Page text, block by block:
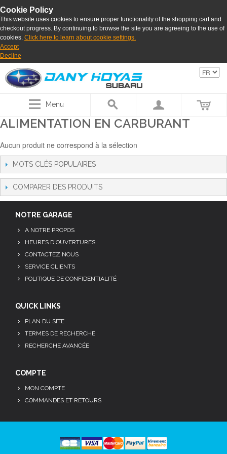
Cookie Policy
This website uses cookies to ensure proper functionality of the shopping cart and
checkout progress. By continuing to browse the site you are agreeing to the use of
cookies. Click here to learn about cookie settings.
Accept
Decline
Menu
ALIMENTATION EN CARBURANT
Aucun produit ne correspond à la sélection
MOTS CLÉS POPULAIRES
COMPARER DES PRODUITS
NOTRE GARAGE
A NOTRE PROPOS
HEURES D'OUVERTURES
CONTACTEZ NOUS
SERVICE CLIENTS
POLITIQUE DE CONFIDENTIALITÉ
QUICK LINKS
PLAN DU SITE
TERMES DE RECHERCHE
RECHERCHE AVANCÉE
COMPTE
MON COMPTE
COMMANDES ET RETOURS